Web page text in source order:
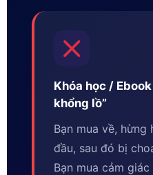
Khóa học /
khổng lồ”
Bạn mua về, hừng
đầu, sau đó bị
Bạn mua cảm